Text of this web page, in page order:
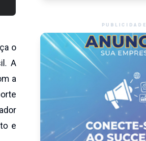
o
A
a
e
PUBLICIDADE